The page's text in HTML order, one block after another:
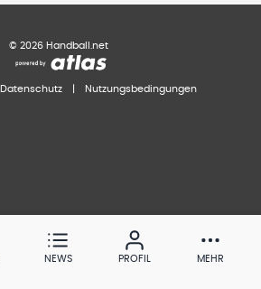
© 2026 Handball.net
Datenschutz Nutzungsbedingungen
NEWS PROFIL MEHR